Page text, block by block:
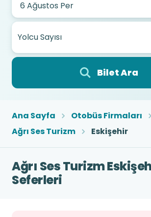
Yolcu Sayısı
Bilet Ara
Ana Sayfa
Otobüs Firmaları
Ağrı Ses Turizm
Eskişehir
Ağrı Ses Turizm
Seferleri